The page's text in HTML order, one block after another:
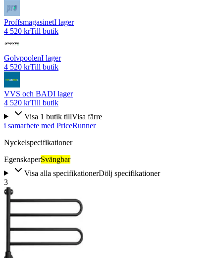
ProffsmagasinetI lager
4 520 krTill butik
GolvpoolenI lager
4 520 krTill butik
VVS och BADI lager
4 520 krTill butik
Visa 1 butik tillVisa färre
i samarbete med PriceRunner
Nyckelspecifikationer
EgenskaperSvängbar
Visa alla specifikationerDölj specifikationer
3